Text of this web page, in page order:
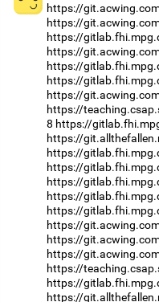
https://
https://
https://
https://
https://
https://
https://
https://
8 https://
https://
https://
https://
https://
https://
https://
https://
https://
https://
https://
https://
https://